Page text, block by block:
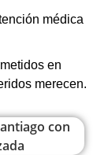
médica
en
merecen.